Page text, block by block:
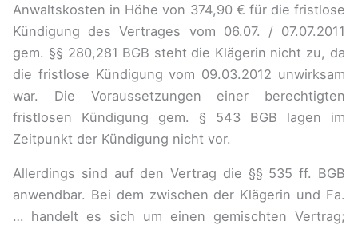
Anwaltskosten in Höhe von 374,90 € für die fristlose
Kündigung des Vertrages vom 06.07. / 07.07.2011
gem. §§ 280,281 BGB steht die Klägerin nicht zu, da
die fristlose Kündigung vom 09.03.2012 unwirksam
war. Die Voraussetzungen einer berechtigten
fristlosen Kündigung gem. § 543 BGB lagen im
Zeitpunkt der Kündigung nicht vor.
Allerdings sind auf den Vertrag die §§ 535 ff. BGB
anwendbar. Bei dem zwischen der Klägerin und Fa.
… handelt es sich um einen gemischten Vertrag;